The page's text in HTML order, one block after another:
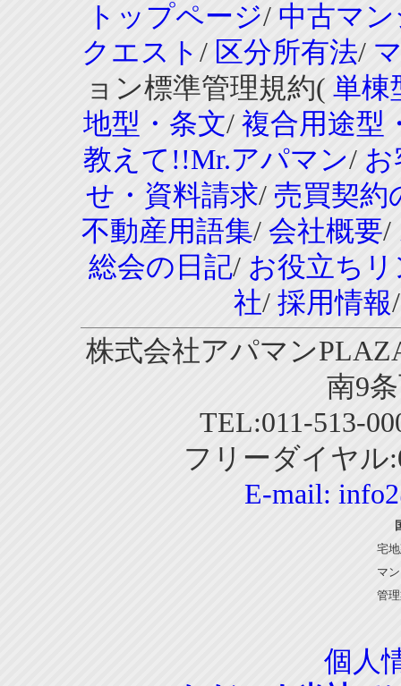
トップページ/ 中古マ
クエスト / 区分所有法/
ョン標準管理規約( 単棟
地型・条文/ 複合用途型
教えて!!Mr.アパマン/ お
せ・資料請求/ 売買契約
不動産用語集/ 会社概要/
総会の日記/ お役立ち
社/ 採用情報
株式会社アパマン
南9
TEL:011-513-
フリーダイヤル
E-mail:
宅
マ
管
個人